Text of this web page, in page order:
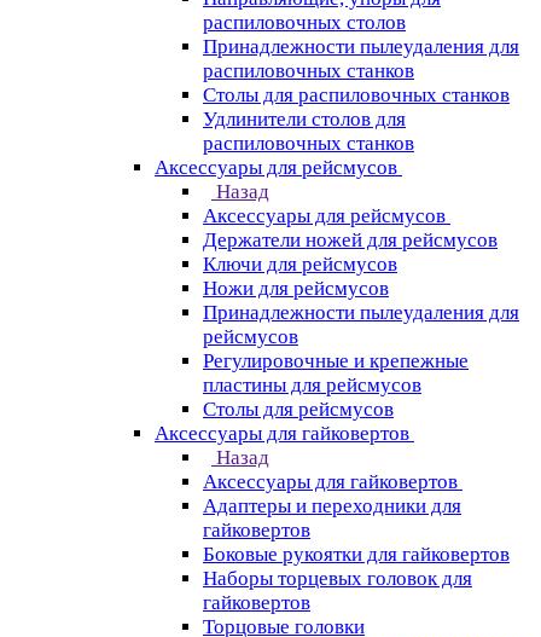
распиловочных столов
Принадлежности пылеудаления для
распиловочных станков
Столы для распиловочных станков
Удлинители столов для
распиловочных станков
Аксессуары для рейсмусов
Назад
Аксессуары для рейсмусов
Держатели ножей для рейсмусов
Ключи для рейсмусов
Ножи для рейсмусов
Принадлежности пылеудаления для
рейсмусов
Регулировочные и крепежные
пластины для рейсмусов
Столы для рейсмусов
Аксессуары для гайковертов
Назад
Аксессуары для гайковертов
Адаптеры и переходники для
гайковертов
Боковые рукоятки для гайковертов
Наборы торцевых головок для
гайковертов
Торцовые головки